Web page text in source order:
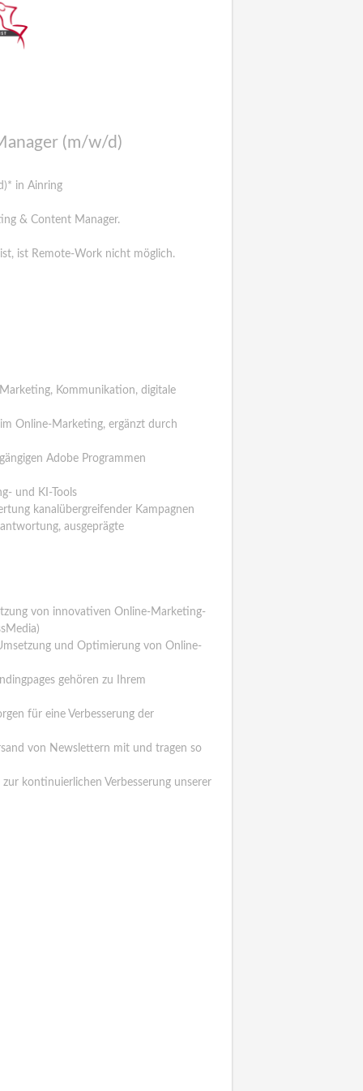
(m/w/d)
in Ainring
& Content Manager.
ist Remote-Work nicht möglich.
Kommunikation, digitale
Online-Marketing, ergänzt durch
Adobe Programmen
und KI-Tools
kanalübergreifender Kampagnen
ausgeprägte
von innovativen Online-Marketing-
und Optimierung von Online-
gehören zu Ihrem
für eine Verbesserung der
von Newslettern mit und tragen so
kontinuierlichen Verbesserung unserer